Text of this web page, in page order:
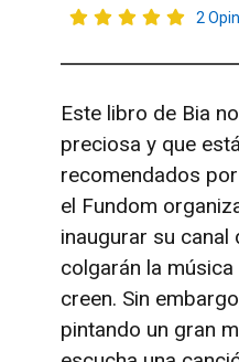
2
Este libro de Bia
preciosa y que
recomendados
el Fundom
inaugurar su canal
colgarán la
creen. Sin
pintando un gran